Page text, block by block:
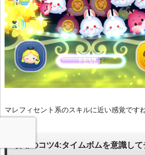
マレフィセント系のスキルに近い感覚ですね
攻略のコツ4:タイムボムを意識し